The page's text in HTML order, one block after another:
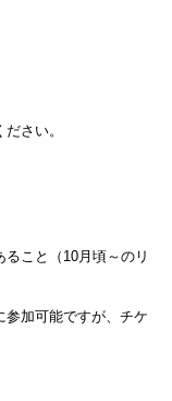
さい。
こと（10月頃～のリ
加可能ですが、チケ